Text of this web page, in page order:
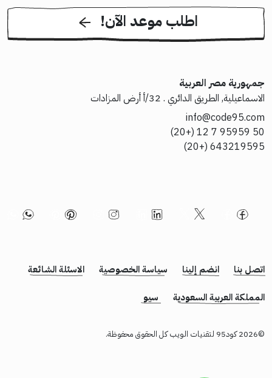
!اطلب موعد الآن
جمهورية مصر العربية
الاسماعيلية, الطريق الدائري . 32/أ أرض المزادات
info@code95.com
50 95959 7 12 (+20)
643219595 (+20)
©2026 كود95 لتقنيات الويب كل الحقوق محفوظة.
اتصل بنا انضم إلينا سياسة الخصوصية الاسئلة الشائعة
المملكة العربية السعودية سيو